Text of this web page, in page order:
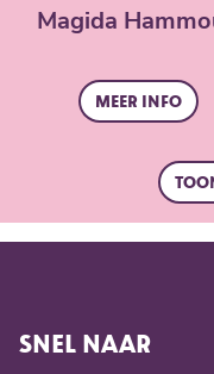
Magida
Meer info
SNEL NAAR